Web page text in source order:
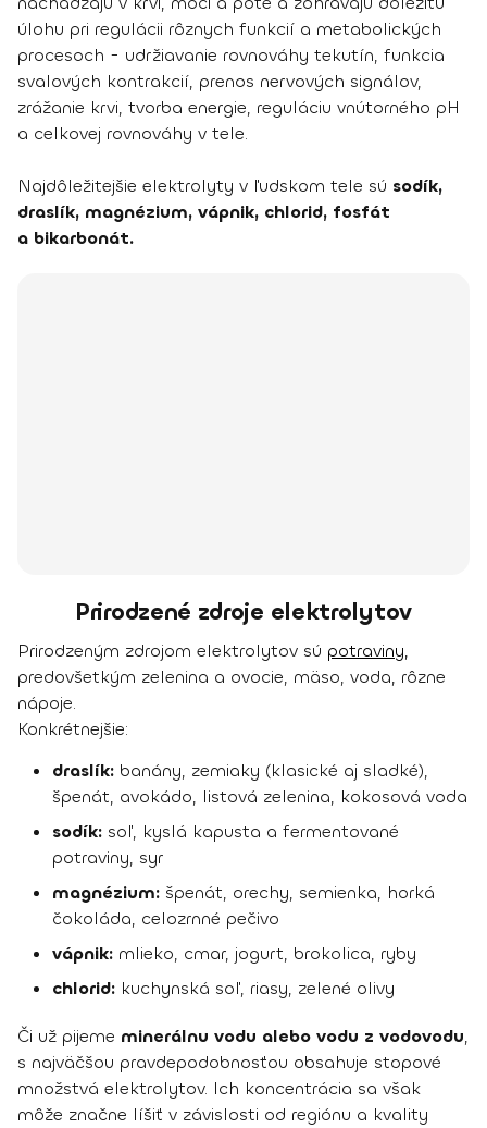
úlohu pri regulácii rôznych funkcií a metabolických
procesoch - udržiavanie rovnováhy tekutín, funkcia
svalových kontrakcií, prenos nervových signálov,
zrážanie krvi, tvorba energie, reguláciu vnútorného pH
a celkovej rovnováhy v tele.
Najdôležitejšie elektrolyty v ľudskom tele sú sodík,
draslík, magnézium, vápnik, chlorid, fosfát
a bikarbonát.
Prirodzené zdroje elektrolytov
Prirodzeným zdrojom elektrolytov sú potraviny,
predovšetkým zelenina a ovocie, mäso, voda, rôzne
nápoje.
Konkrétnejšie:
draslík: banány, zemiaky (klasické aj sladké),
špenát, avokádo, listová zelenina, kokosová voda
sodík: soľ, kyslá kapusta a fermentované
potraviny, syr
magnézium: špenát, orechy, semienka, horká
čokoláda, celozrnné pečivo
vápnik: mlieko, cmar, jogurt, brokolica, ryby
chlorid: kuchynská soľ, riasy, zelené olivy
Či už pijeme minerálnu vodu alebo vodu z vodovodu,
s najväčšou pravdepodobnosťou obsahuje stopové
množstvá elektrolytov. Ich koncentrácia sa však
môže značne líšiť v závislosti od regiónu a kvality